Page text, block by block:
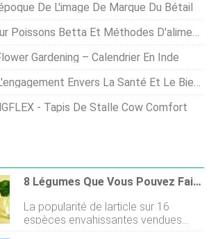
De L'image De Marque Du Bétail
Betta Et Méthodes D'alimentation Pour Les Débutants
Gardening – Calendrier En Inde
La Santé Et Le Bien-Être Des Animaux Et La Science Britannique Dans Le Discours De La Reine
- Tapis De Stalle Cow Comfort
8 Légumes Que Vous Pouvez Faire Repousser Encore Et Encore
La popularité de larticle sur 16
espèces envahissantes vendues
dans la plupart des jardineries ma